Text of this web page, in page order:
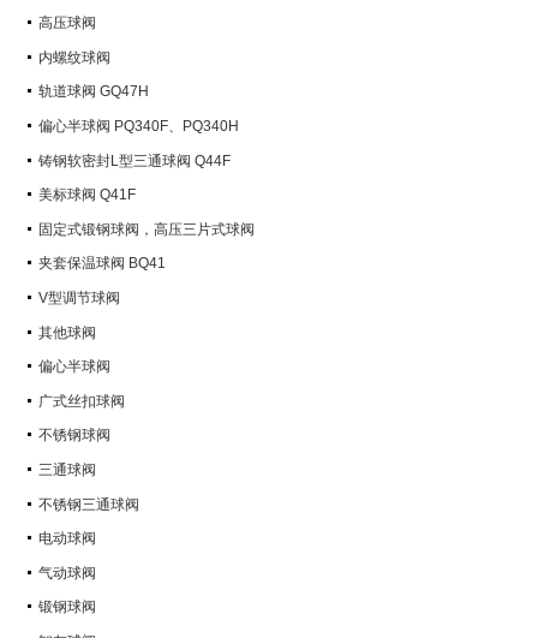
高压球阀
内螺纹球阀
轨道球阀 GQ47H
偏心半球阀 PQ340F、PQ340H
铸钢软密封L型三通球阀 Q44F
美标球阀 Q41F
固定式锻钢球阀，高压三片式球阀
Q347Y,Q347F
夹套保温球阀 BQ41
V型调节球阀
其他球阀
偏心半球阀
广式丝扣球阀
不锈钢球阀
三通球阀
不锈钢三通球阀
电动球阀
气动球阀
锻钢球阀